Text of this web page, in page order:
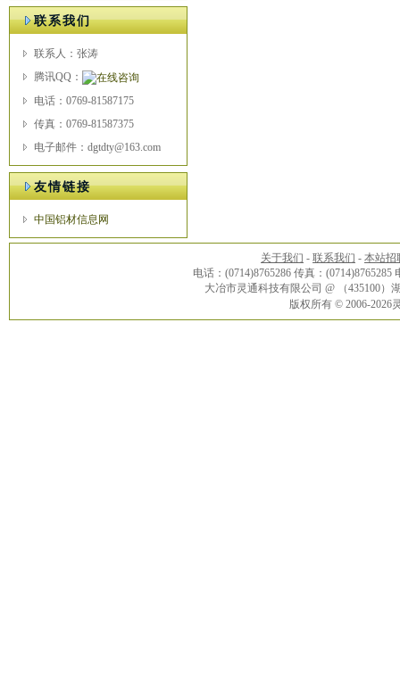
联系我们
联系人：张涛
腾讯QQ：
电话：0769-81587175
传真：0769-81587375
电子邮件：dgtdty@163.com
友情链接
中国铝材信息网
关于我们 - 联系我们 - 本站招
电话：(0714)8765286 传真：(0714)8765285
大冶市灵通科技有限公司 @ （435100
版权所有 © 2006-2026